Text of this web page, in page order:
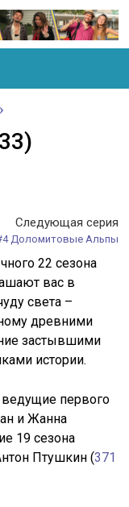
Следующая серия
Доломитовые Альпы
22 сезона
вас в
света –
древними
застывшими
истории.
первого
и Жанна
19 сезона
Птушкин (371